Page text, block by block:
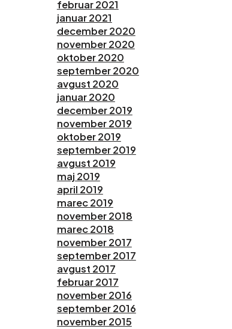
februar 2021
januar 2021
december 2020
november 2020
oktober 2020
september 2020
avgust 2020
januar 2020
december 2019
november 2019
oktober 2019
september 2019
avgust 2019
maj 2019
april 2019
marec 2019
november 2018
marec 2018
november 2017
september 2017
avgust 2017
februar 2017
november 2016
september 2016
november 2015